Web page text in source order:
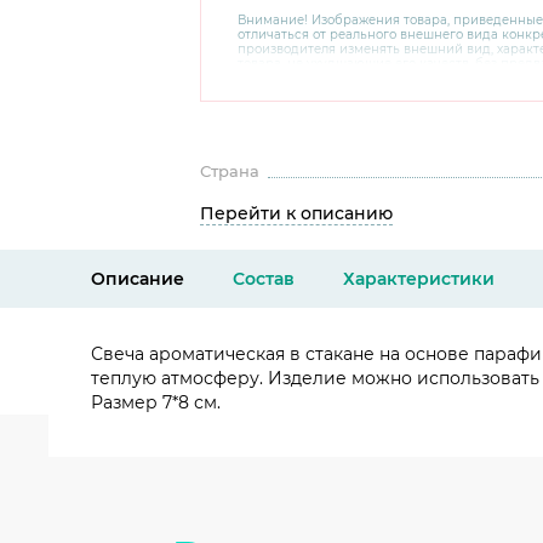
Внимание! Изображения товара,
отличаться от реального внешнего вида
производителя изменять внешний вид,
консультантов по номеру 8 800 200 78 80.
Страна
Перейти к описанию
Описание Состав Характеристики
Свеча ароматическая в стакане на основе
теплую атмосферу. Изделие можно использовать
Размер 7*8 см.